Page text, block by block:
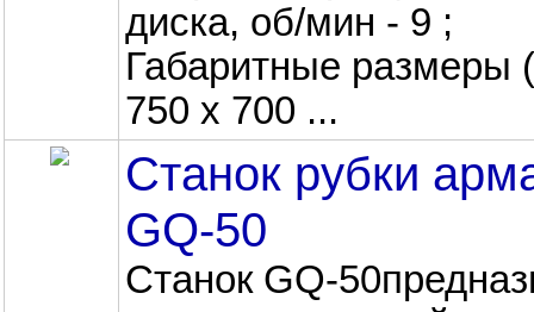
диска, об/мин - 9 ;
Габаритные размеры
750 х 700 ...
Станок рубки
GQ-50
Станок GQ-